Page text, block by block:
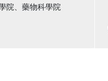
院、藥物科學院